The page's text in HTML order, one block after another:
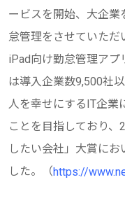
ービスを開始、大企
怠管理をさせていただ
iPad向け勤怠管理アプ
は導入企業数9,500社
人を幸せにするIT企業
ことを目指しており
したい会社」大賞に
した。（ https://